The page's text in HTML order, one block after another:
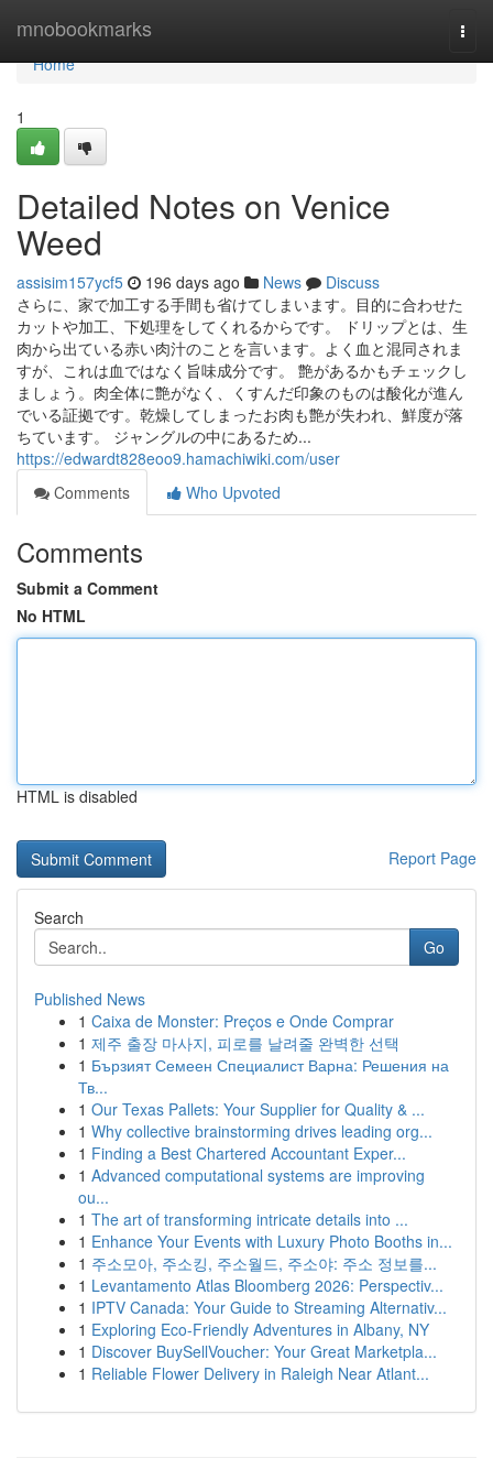
mnobookmarks
Home
Home
1
Detailed Notes on Venice
Weed
assisim157ycf5 196 days ago News
Discuss
さらに、家で加工する手間も省けてしまいます。目的に合わせた
カットや加工、下処理をしてくれるからです。 ドリップとは、生
肉から出ている赤い肉汁のことを言います。よく血と混同されま
すが、これは血ではなく旨味成分です。 艶があるかもチェックし
ましょう。肉全体に艶がなく、くすんだ印象のものは酸化が進ん
でいる証拠です。乾燥してしまったお肉も艶が失われ、鮮度が落
ちています。 ジャングルの中にあるため...
https://edwardt828eoo9.hamachiwiki.com/user
Comments
Who Upvoted
Comments
Submit a Comment
No HTML
HTML is disabled
Report Page
Search
Go
Published News
1 Caixa de Monster: Preços e Onde Comprar
1 제주 출장 마사지, 피로를 날려줄 완벽한 선택
1 Бързият Семеен Специалист Варна: Решения на
Тв...
1 Our Texas Pallets: Your Supplier for Quality & ...
1 Why collective brainstorming drives leading org...
1 Finding a Best Chartered Accountant Exper...
1 Advanced computational systems are improving
ou...
1 The art of transforming intricate details into ...
1 Enhance Your Events with Luxury Photo Booths in...
1 주소모아, 주소킹, 주소월드, 주소야: 주소 정보를...
1 Levantamento Atlas Bloomberg 2026: Perspectiv...
1 IPTV Canada: Your Guide to Streaming Alternativ...
1 Exploring Eco-Friendly Adventures in Albany, NY
1 Discover BuySellVoucher: Your Great Marketpla...
1 Reliable Flower Delivery in Raleigh Near Atlant...